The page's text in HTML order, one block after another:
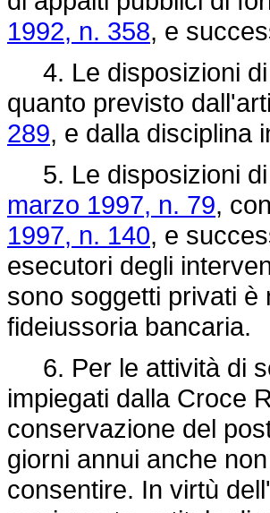
1992, n. 358, e
4. Le disposizioni di
quanto previsto
289, e dalla disciplina
5. Le disposizioni di
marzo 1997, n. 79,
1997, n. 140, e
esecutori degli
sono soggetti privati
fideiussoria bancaria.
6. Per le attività di
impiegati dalla Croce
conservazione del
giorni annui anche
consentire. In virtù